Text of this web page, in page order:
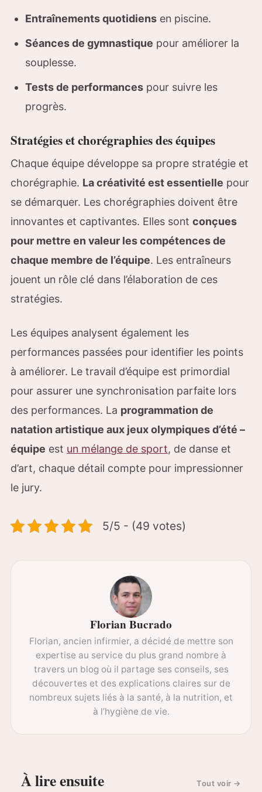
Entraînements quotidiens en piscine.
Séances de gymnastique pour améliorer la
souplesse.
Tests de performances pour suivre les
progrès.
Stratégies et chorégraphies des équipes
Chaque équipe développe sa propre stratégie et
chorégraphie. La créativité est essentielle pour
se démarquer. Les chorégraphies doivent être
innovantes et captivantes. Elles sont conçues
pour mettre en valeur les compétences de
chaque membre de l’équipe. Les entraîneurs
jouent un rôle clé dans l’élaboration de ces
stratégies.
Les équipes analysent également les
performances passées pour identifier les points
à améliorer. Le travail d’équipe est primordial
pour assurer une synchronisation parfaite lors
des performances. La programmation de
natation artistique aux jeux olympiques d’été –
équipe est un mélange de sport, de danse et
d’art, chaque détail compte pour impressionner
le jury.
5/5 - (49 votes)
Florian Bucrado
Florian, ancien infirmier, a décidé de mettre son
expertise au service du plus grand nombre à
travers un blog où il partage ses conseils, ses
découvertes et des explications claires sur de
nombreux sujets liés à la santé, à la nutrition, et
à l’hygiène de vie.
À lire ensuite Tout voir →